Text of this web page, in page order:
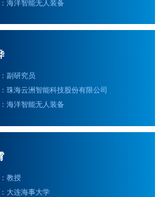
海洋智能无人装备
副研究员
珠海云洲智能科技股份有限公司
海洋智能无人装备
教授
大连海事大学